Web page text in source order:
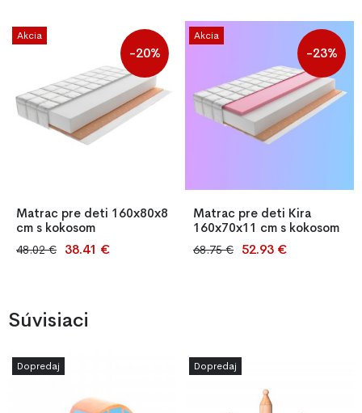
Akcia
-20%
Matrac pre deti 160x80x8
cm s kokosom
Detský penový matrac
a prateľným poťahom,
48.02 € 38.41 €
Akcia
-23%
Matrac pre deti Kira
160x70x11 cm s kokosom
Kira 160x70x11 cm s
snímateľným poťahom a
OEKO-TEX® certifikátom.
Spánok bez kompromisov, k
68.75 € 52.93 €
Súvisiaci
Dopredaj Dopredaj